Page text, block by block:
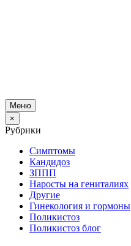
Меню
×
Рубрики
Симптомы
Кандидоз
ЗППП
Наросты на гениталиях
Другие
Гинекология и гормоны
Поликистоз
Поликистоз блог